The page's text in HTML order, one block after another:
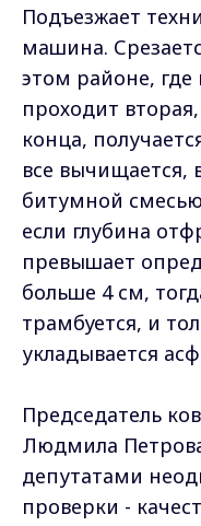
Подъезжает
машина.
этом районе, где
проходит
конца,
все вычищается,
битумной
если глубина
превышает
больше 4 см,
трамбуется, и
укладывается
Председатель
Людмила
депутатами
проверки -